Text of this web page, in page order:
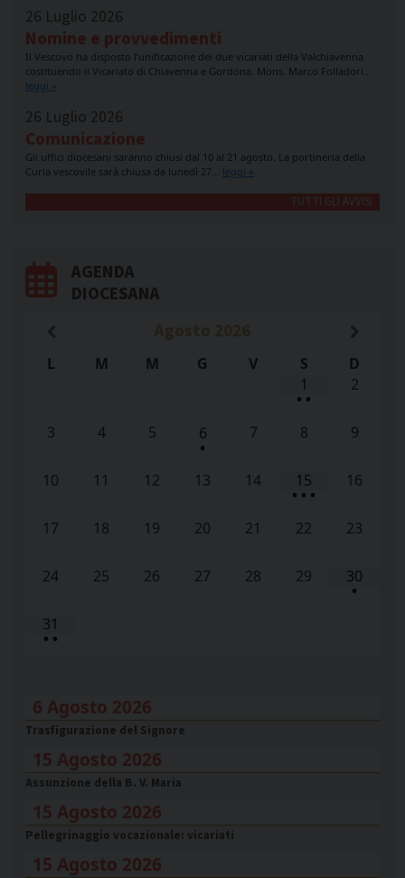
26 Luglio 2026
Nomine e provvedimenti
Il Vescovo ha disposto l’unificazione dei due vicariati della Valchiavenna
costituendo il Vicariato di Chiavenna e Gordona. Mons. Marco Folladori…
leggi »
26 Luglio 2026
Comunicazione
Gli uffici diocesani saranno chiusi dal 10 al 21 agosto. La portineria della
Curia vescovile sarà chiusa da lunedì 27… leggi »
TUTTI GLI AVVISI
AGENDA
DIOCESANA
L M M G V S
D
1
• •
2
3 4 5 6
•
7 8 9
10 11 12 13 14 15
• • •
16
17 18 19 20 21 22 23
24 25 26 27 28 29 30
•
31
• •
6 Agosto 2026
Trasfigurazione del Signore
15 Agosto 2026
Assunzione della B. V. Maria
15 Agosto 2026
Pellegrinaggio vocazionale: vicariati
15 Agosto 2026